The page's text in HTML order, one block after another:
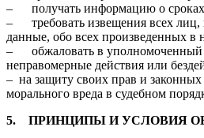
– получать информацию о сроках
– требовать извещения всех лиц,
данные, обо всех произведенных
– обжаловать в уполномоченный
неправомерные действия или
– на защиту своих прав и
морального вреда в судебном
5. ПРИНЦИПЫ И УСЛОВИЯ